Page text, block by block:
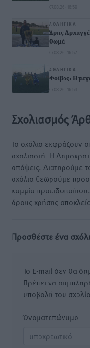
07.08.26 · 16:59
ΑΘΛΗΤΙΚΆ
Άρης
Θωμά
07.08.26 · 16:57
ΑΘΛΗΤΙΚΆ
Φοίβος: Η
07.08.26 · 16:53
Σχολιασμός
Τα σχόλια εκφράζουν
σχολιαστή. Η
απόψεις. Διατηρούμε
σχόλια θεωρούμε
καμμία
όρους χρήσης
Προσθέστε ένα
Το E-mail δεν θα
Πρέπει να
υποβολή του
Όνοματεπώνυμο